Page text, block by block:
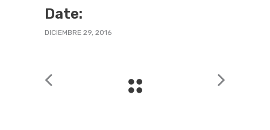
Date:
DICIEMBRE 29, 2016